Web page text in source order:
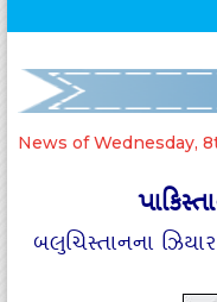
News of Wednesday,
બલુચિસ્‍તાનના